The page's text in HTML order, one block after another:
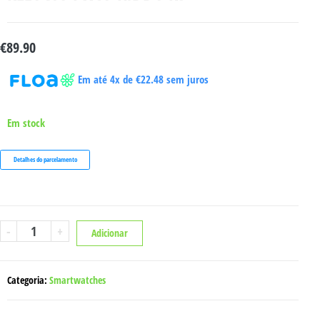
€89.90
Em até 4x de €22.48sem juros
Em stock
Detalhes do parcelamento
- Quantidade
RELÓGIO
RS
+ Adicionar
Categoria: Smartwatches